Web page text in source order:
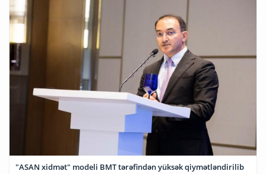
"ASAN xidmət" modeli BMT tərəfindən yüksək qiymətləndirilib